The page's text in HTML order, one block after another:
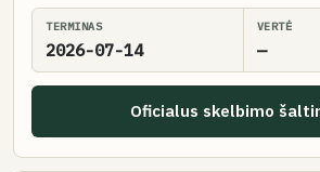
TERMINAS
2026-07-14
VERTĖ
—
Oficialus skelbimo